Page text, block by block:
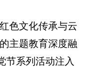
色文化传承与云
主题教育深度融
节系列活动注入